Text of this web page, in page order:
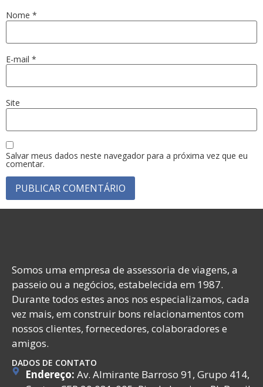
Nome *
E-mail *
Site
Salvar meus dados neste navegador para a próxima vez que eu
comentar.
Somos uma empresa de assessoria de viagens, a
passeio ou a negócios, estabelecida em 1987.
Durante todos estes anos nos especializamos, cada
vez mais, em construir bons relacionamentos com
nossos clientes, fornecedores, colaboradores e
amigos.
DADOS DE CONTATO
Endereço: Av. Almirante Barroso 91, Grupo 414,